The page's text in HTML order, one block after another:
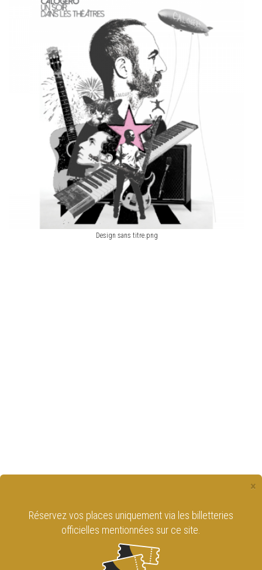
Design sans titre.png
×
Réservez vos places uniquement via les billetteries
officielles mentionnées sur ce site.